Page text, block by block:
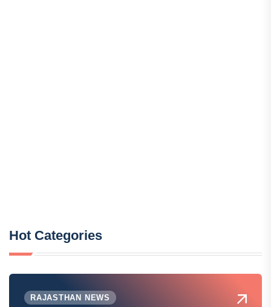
Hot Categories
RAJASTHAN NEWS